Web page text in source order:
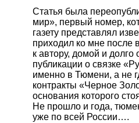
Статья была
мир», первый номер,
газету представлял
приходил ко мне после
к автору, домой и
публикации о связке
именно в Тюмени, а не
контракты «Черное
основания которого
Не прошло и года,
уже по всей России….